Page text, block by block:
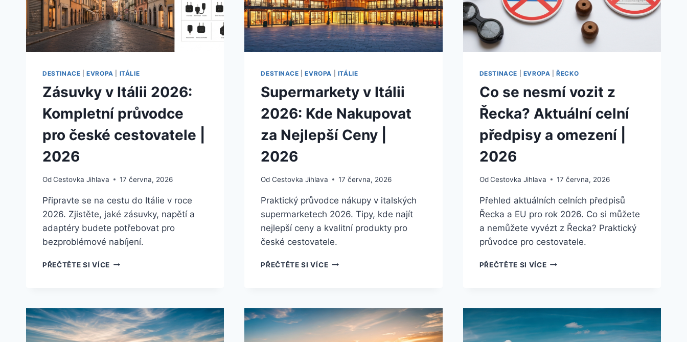
2026
DESTINACE |EVROPA ITÁLIE
Zásuvky v Itálii 2026:
Kompletní průvodce
pro české cestovatele |
2026
OdCestovka Jihlava 17 června, 2026
Připravte se na cestu do Itálie v roce
2026. Zjistěte, jaké zásuvky, napětí a
adaptéry budete potřebovat pro
bezproblémové nabíjení.
PŘEČTĚTE SI VÍCEZÁSUVKY
PRŮVODCE
PRO
ČESKÉ
DESTINACE |EVROPA ITÁLIE
Supermarkety v Itálii
2026: Kde Nakupovat
za Nejlepší Ceny |
2026
Od Cestovka Jihlava 17 června, 2026
Praktický průvodce nákupy v italských
supermarketech 2026. Tipy, kde najít
nejlepší ceny a kvalitní produkty pro
české cestovatele.
PŘEČTĚTE SI VÍCESUPERMARKETY
NAKUPOVAT
ZA
DESTINACE EVROPA |ŘECKO
Co se nesmí vozit z
Řecka? Aktuální celní
předpisy a omezení |
2026
Od Cestovka Jihlava 17 června, 2026
Přehled aktuálních celních předpisů
Řecka a EU pro rok 2026. Co si můžete
a nemůžete vyvézt z Řecka? Praktický
průvodce pro cestovatele.
PŘEČTĚTE SI VÍCECO
ŘECKA?
AKTUÁLNÍ
CELNÍ